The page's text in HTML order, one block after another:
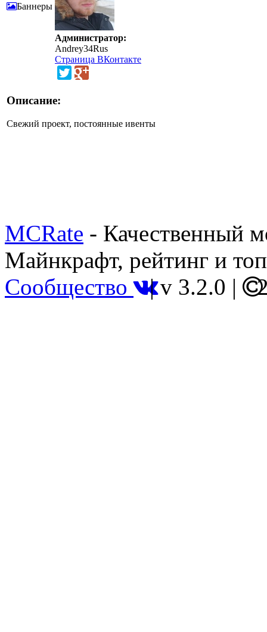
Баннеры
Администратор:
Andrey34Rus
Страница ВКонтакте
Описание:
Свежий проект, постоянные ивенты
MCRate - Качественный
Майнкрафт, рейтинг и
Сообщество |v 3.2.0 |